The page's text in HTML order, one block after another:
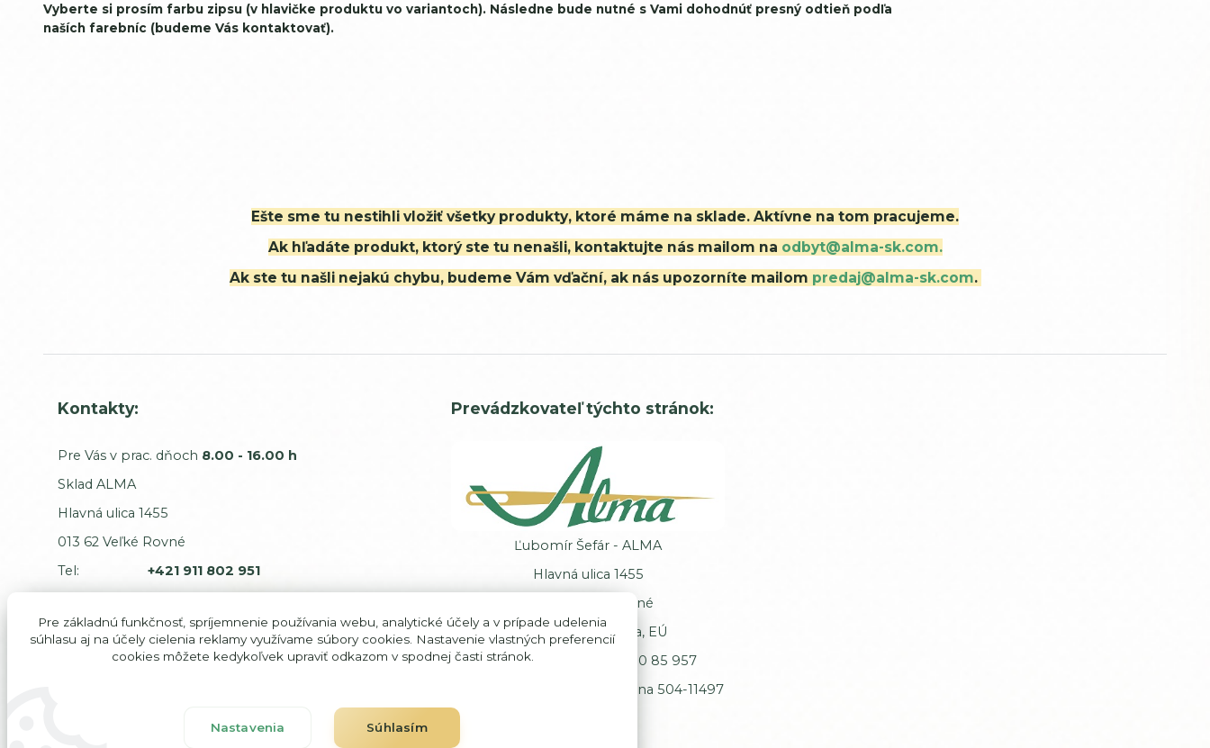
Vyberte si prosím farbu zipsu (v hlavičke produktu vo variantoch). Následne bude nutné s Vami dohodnúť presný odtieň podľa
naších farebníc (budeme Vás kontaktovať).
Ešte sme tu nestihli vložiť všetky produkty, ktoré máme na sklade. Aktívne na tom pracujeme.
Ak hľadáte produkt, ktorý ste tu nenašli, kontaktujte nás mailom na odbyt@alma-sk.com.
Ak ste tu našli nejakú chybu, budeme Vám vďační, ak nás upozorníte mailom predaj@alma-sk.com.
Kontakty:
Pre Vás v prac. dňoch 8.00 - 16.00 h
Sklad ALMA
Hlavná ulica 1455
013 62 Veľké Rovné
Tel:
+421 911 802 951
Sťažnosti a dodávatelia:
Majiteľ:predaj@alma-sk.com
Prevádzkovateľ týchto stránok:
Ľubomír Šefár - ALMA
Hlavná ulica 1455
013 62 Veľké Rovné
Slovenská republika, EÚ
IČ DPH: SK102 00 85 957
Registrácia: Okresný úrad Žilina 504-11497
Pre základnú funkčnosť, spríjemnenie používania webu, analytické účely a v prípade udelenia
súhlasu aj na účely cielenia reklamy využívame súbory cookies. Nastavenie vlastných preferencií
cookies môžete kedykoľvek upraviť odkazom v spodnej časti stránok.
Nastavenia Súhlasím